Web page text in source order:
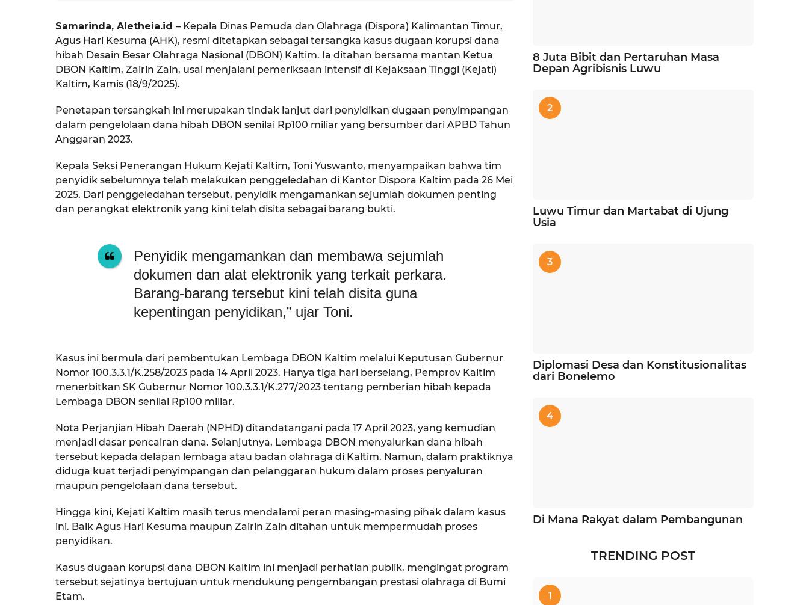
Samarinda, Aletheia.id – Kepala Dinas Pemuda dan Olahraga (Dispora) Kalimantan Timur,
Agus Hari Kesuma (AHK), resmi ditetapkan sebagai tersangka kasus dugaan korupsi dana
hibah Desain Besar Olahraga Nasional (DBON) Kaltim. Ia ditahan bersama mantan Ketua
DBON Kaltim, Zairin Zain, usai menjalani pemeriksaan intensif di Kejaksaan Tinggi (Kejati)
Kaltim, Kamis (18/9/2025).
Penetapan tersangkah ini merupakan tindak lanjut dari penyidikan dugaan penyimpangan
dalam pengelolaan dana hibah DBON senilai Rp100 miliar yang bersumber dari APBD Tahun
Anggaran 2023.
Kepala Seksi Penerangan Hukum Kejati Kaltim, Toni Yuswanto, menyampaikan bahwa tim
penyidik sebelumnya telah melakukan penggeledahan di Kantor Dispora Kaltim pada 26 Mei
2025. Dari penggeledahan tersebut, penyidik mengamankan sejumlah dokumen penting
dan perangkat elektronik yang kini telah disita sebagai barang bukti.
Penyidik mengamankan dan membawa sejumlah
dokumen dan alat elektronik yang terkait perkara.
Barang-barang tersebut kini telah disita guna
kepentingan penyidikan,” ujar Toni.
Kasus ini bermula dari pembentukan Lembaga DBON Kaltim melalui Keputusan Gubernur
Nomor 100.3.3.1/K.258/2023 pada 14 April 2023. Hanya tiga hari berselang, Pemprov Kaltim
menerbitkan SK Gubernur Nomor 100.3.3.1/K.277/2023 tentang pemberian hibah kepada
Lembaga DBON senilai Rp100 miliar.
Nota Perjanjian Hibah Daerah (NPHD) ditandatangani pada 17 April 2023, yang kemudian
menjadi dasar pencairan dana. Selanjutnya, Lembaga DBON menyalurkan dana hibah
tersebut kepada delapan lembaga atau badan olahraga di Kaltim. Namun, dalam praktiknya
diduga kuat terjadi penyimpangan dan pelanggaran hukum dalam proses penyaluran
maupun pengelolaan dana tersebut.
Hingga kini, Kejati Kaltim masih terus mendalami peran masing-masing pihak dalam kasus
ini. Baik Agus Hari Kesuma maupun Zairin Zain ditahan untuk mempermudah proses
penyidikan.
Kasus dugaan korupsi dana DBON Kaltim ini menjadi perhatian publik, mengingat program
tersebut sejatinya bertujuan untuk mendukung pengembangan prestasi olahraga di Bumi
Etam.
8 Juta Bibit dan Pertaruhan Masa
Depan Agribisnis Luwu
2
Luwu Timur dan Martabat di Ujung
Usia
3
Diplomasi Desa dan Konstitusionalitas
dari Bonelemo
4
Di Mana Rakyat dalam Pembangunan
TRENDING POST
1